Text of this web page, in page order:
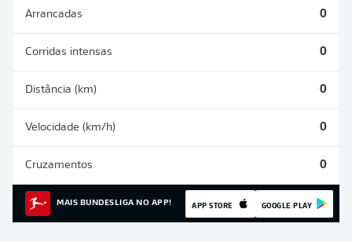
Arrancadas 0
Corridas intensas 0
Distância (km) 0
Velocidade (km/h) 0
Cruzamentos 0
MAIS BUNDESLIGA NO APP! APP STORE GOOGLE PLAY